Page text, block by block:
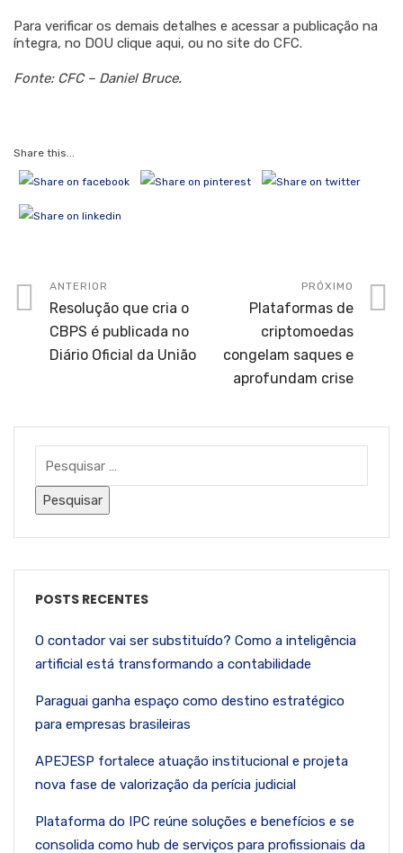
Para verificar os demais detalhes e acessar a publicação na
íntegra, no DOU clique aqui, ou no site do CFC.
Fonte: CFC – Daniel Bruce.
Share this...
ANTERIOR
Resolução que cria o
CBPS é publicada no
Diário Oficial da União
PRÓXIMO
Plataformas de
criptomoedas
congelam saques e
aprofundam crise
POSTS RECENTES
O contador vai ser substituído? Como a inteligência
artificial está transformando a contabilidade
Paraguai ganha espaço como destino estratégico
para empresas brasileiras
APEJESP fortalece atuação institucional e projeta
nova fase de valorização da perícia judicial
Plataforma do IPC reúne soluções e benefícios e se
consolida como hub de serviços para profissionais da